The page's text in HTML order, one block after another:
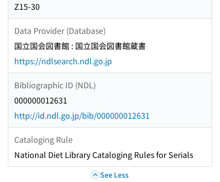
Z15-30
Data Provider (Database)
国立国会図書館 : 国立国会図書館蔵書
https://ndlsearch.ndl.go.jp
Bibliographic ID (NDL)
000000012631
http://id.ndl.go.jp/bib/000000012631
Cataloging Rule
National Diet Library Cataloging Rules for Serials
See Less